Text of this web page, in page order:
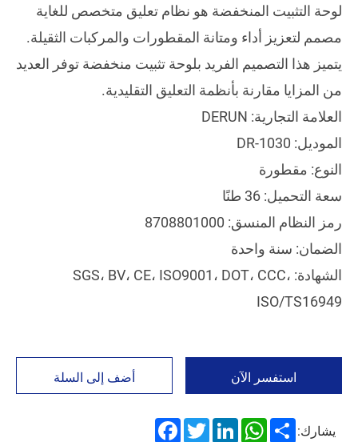
لوحة التثبيت المنخفضة هو نظام تعليق متخصص للغاية
مصمم لتعزيز أداء ومتانة المقطورات والمركبات الثقيلة.
يتميز هذا التصميم الفريد بلوحة تثبيت منخفضة توفر العديد
من المزايا مقارنة بأنظمة التعليق التقليدية.
العلامة التجارية: DERUN
الموديل: DR-1030
النوع: مقطورة
سعة التحميل: 36 طنًا
رمز النظام المنسق: 8708801000
الضمان: سنة واحدة
الشهادة: SGS، BV، CE، ISO9001، DOT، CCC،
ISO/TS16949
استفسر الآن أضف إلى السلة
يشارك: FacebookTwitterLinkedIn
WhatsApp Share